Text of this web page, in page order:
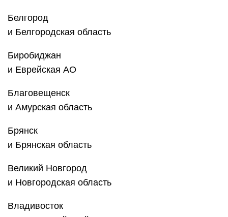
Белгород
и Белгородская область
Биробиджан
и Еврейская АО
Благовещенск
и Амурская область
Брянск
и Брянская область
Великий Новгород
и Новгородская область
Владивосток